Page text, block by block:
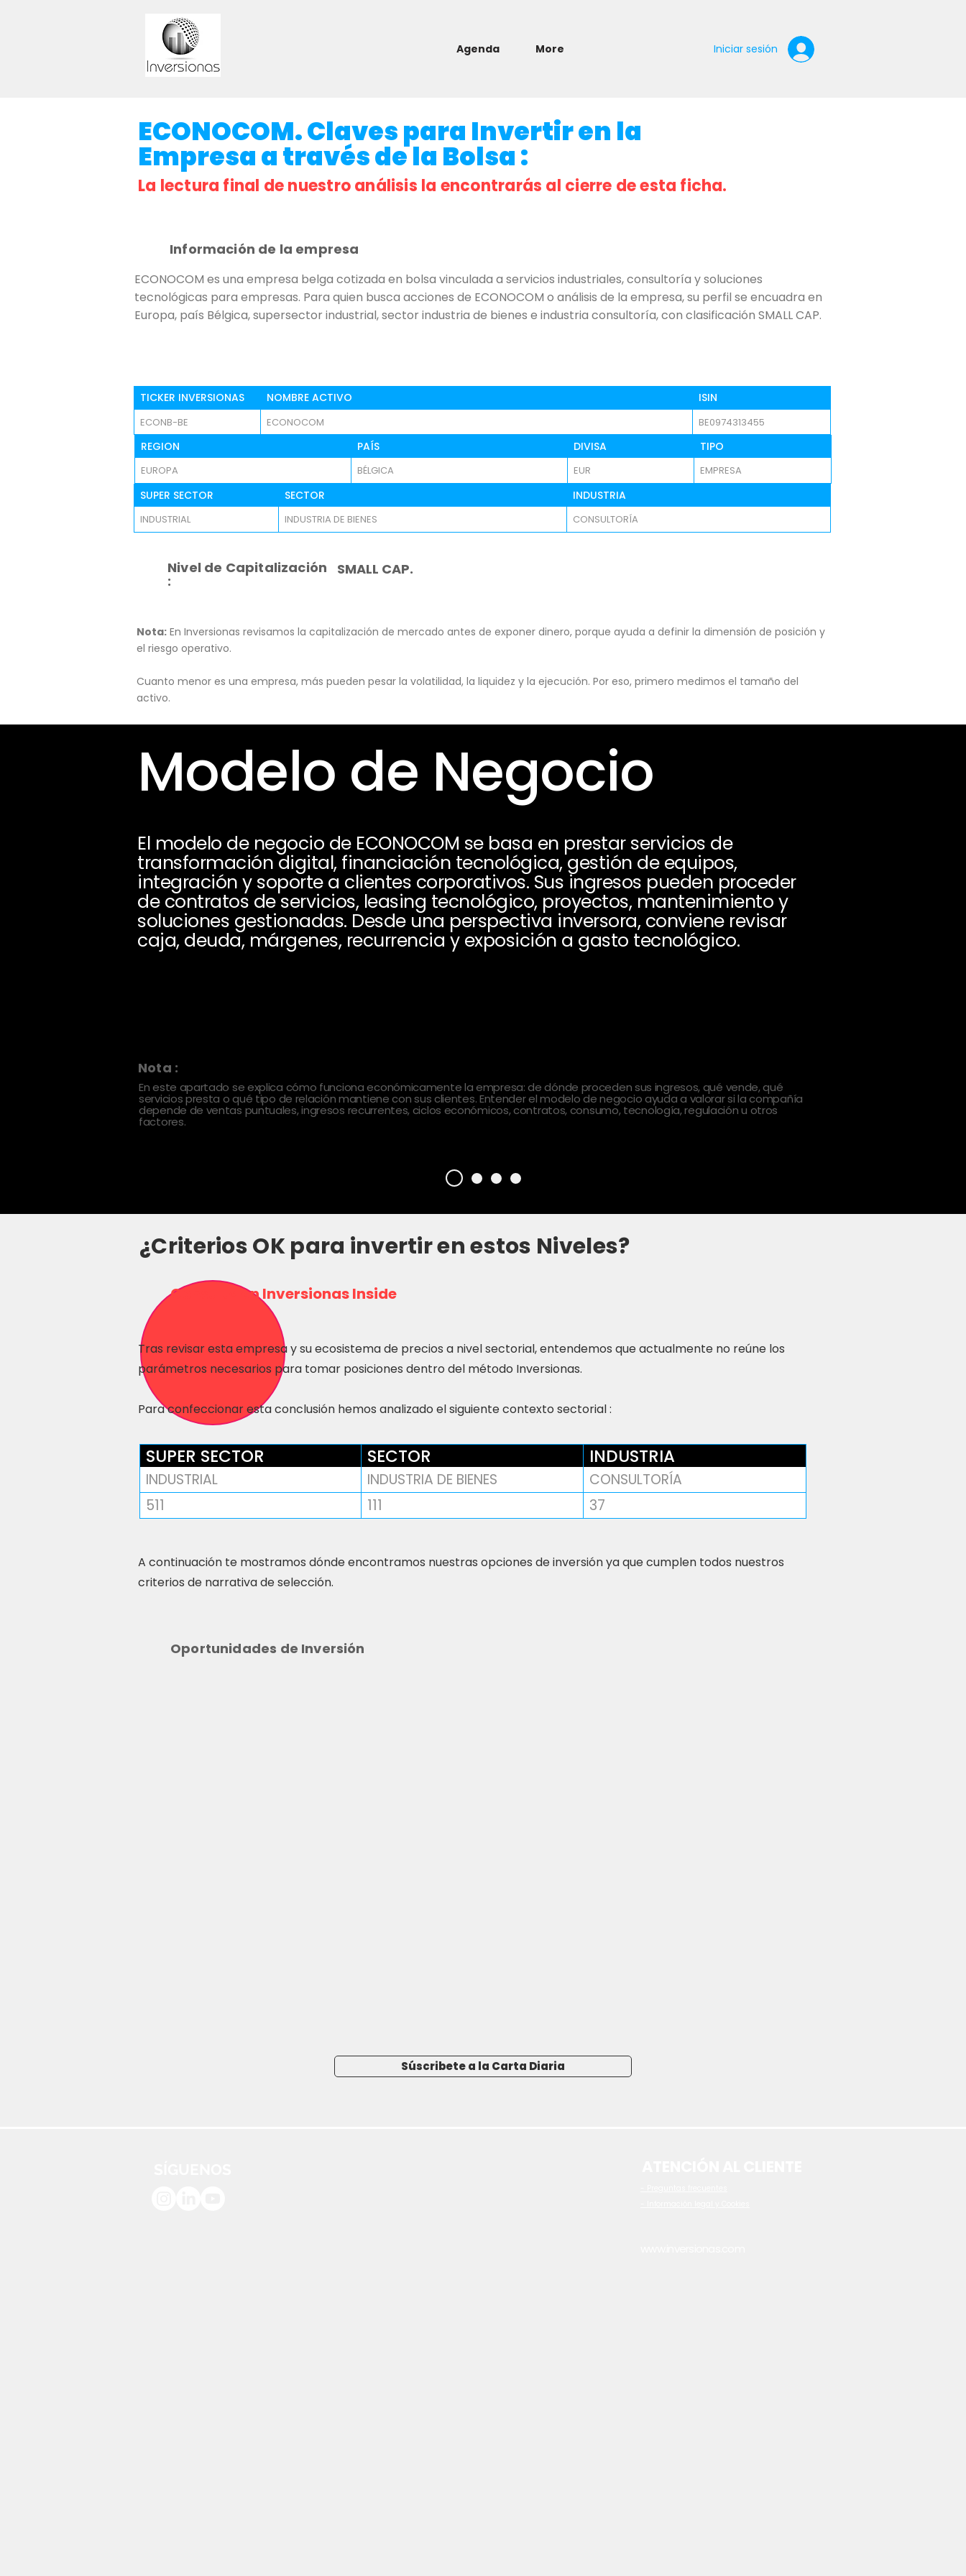
Agenda More Iniciar sesión
ECONOCOM. Claves para Invertir en la
Empresa a través de la Bolsa :
La lectura final de nuestro análisis la encontrarás al cierre de esta ficha.
Información de la empresa
ECONOCOM es una empresa belga cotizada en bolsa vinculada a servicios industriales, consultoría y soluciones
tecnológicas para empresas. Para quien busca acciones de ECONOCOM o análisis de la empresa, su perfil se encuadra en
Europa, país Bélgica, supersector industrial, sector industria de bienes e industria consultoría, con clasificación SMALL CAP.
TICKER INVERSIONAS NOMBRE ACTIVO ISIN
ECONB-BE ECONOCOM BE0974313455
REGION PAÍS DIVISA TIPO
EUROPA BÉLGICA EUR EMPRESA
SUPER SECTOR SECTOR INDUSTRIA
INDUSTRIAL INDUSTRIA DE BIENES CONSULTORÍA
Nivel de Capitalización
:
SMALL CAP.
Nota: En Inversionas revisamos la capitalización de mercado antes de exponer dinero, porque ayuda a definir la dimensión de posición y
el riesgo operativo.
Cuanto menor es una empresa, más pueden pesar la volatilidad, la liquidez y la ejecución. Por eso, primero medimos el tamaño del
activo.
Modelo de Negocio
El modelo de negocio de ECONOCOM se basa en prestar servicios de
transformación digital, financiación tecnológica, gestión de equipos,
integración y soporte a clientes corporativos. Sus ingresos pueden proceder
de contratos de servicios, leasing tecnológico, proyectos, mantenimiento y
soluciones gestionadas. Desde una perspectiva inversora, conviene revisar
caja, deuda, márgenes, recurrencia y exposición a gasto tecnológico.
Nota :
En este apartado se explica cómo funciona económicamente la empresa: de dónde proceden sus ingresos, qué vende, qué
servicios presta o qué tipo de relación mantiene con sus clientes. Entender el modelo de negocio ayuda a valorar si la compañía
depende de ventas puntuales, ingresos recurrentes, ciclos económicos, contratos, consumo, tecnología, regulación u otros
factores.
¿Criterios OK para invertir en estos Niveles?
Consulta en Inversionas Inside
Tras revisar esta empresa y su ecosistema de precios a nivel sectorial, entendemos que actualmente no reúne los
parámetros necesarios para tomar posiciones dentro del método Inversionas.
Para confeccionar esta conclusión hemos analizado el siguiente contexto sectorial :
SUPER SECTOR SECTOR INDUSTRIA
INDUSTRIAL INDUSTRIA DE BIENES
CONSULTORÍA
511
111 37
A continuación te mostramos dónde encontramos nuestras opciones de inversión ya que cumplen todos nuestros
criterios de narrativa de selección.
Oportunidades de Inversión
Súscribete a la Carta Diaria